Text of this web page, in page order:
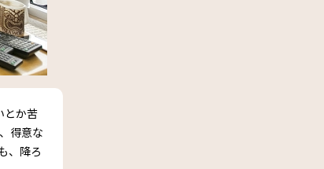
とか苦
得意な
、降ろ